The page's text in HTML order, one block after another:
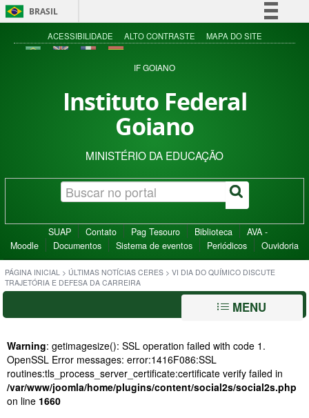
BRASIL
Simplifique!
Acesso à informação
ACESSIBILIDADE ALTO CONTRASTE MAPA DO SITE
IF GOIANO
Instituto Federal
Goiano
MINISTÉRIO DA EDUCAÇÃO
SUAP Contato Pag Tesouro Biblioteca
AVA -
Moodle
Documentos Sistema de eventos Periódicos Ouvidoria
PÁGINA INICIAL > ÚLTIMAS NOTÍCIAS CERES > VI DIA DO QUÍMICO DISCUTE
TRAJETÓRIA E DEFESA DA CARREIRA
MENU
Warning: getimagesize(): SSL operation failed with code 1.
OpenSSL Error messages: error:1416F086:SSL
routines:tls_process_server_certificate:certificate verify failed in
/var/www/joomla/home/plugins/content/social2s/social2s.php
on line 1660